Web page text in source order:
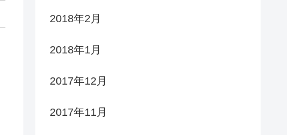
2018年2月
2018年1月
2017年12月
2017年11月